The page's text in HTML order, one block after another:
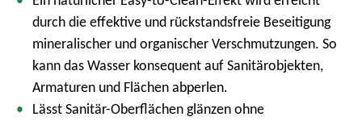
durch die effektive und rückstandsfreie Beseitigung
mineralischer und organischer Verschmutzungen. So
kann das Wasser konsequent auf Sanitärobjekten,
Armaturen und Flächen abperlen.
Lässt Sanitär-Oberflächen glänzen ohne